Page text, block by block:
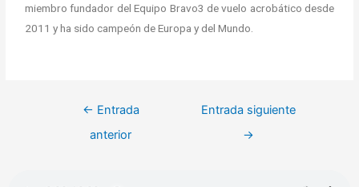
miembro fundador del Equipo Bravo3 de vuelo acrobático desde
2011 y ha sido campeón de Europa y del Mundo.
← Entrada
anterior
Entrada siguiente
→